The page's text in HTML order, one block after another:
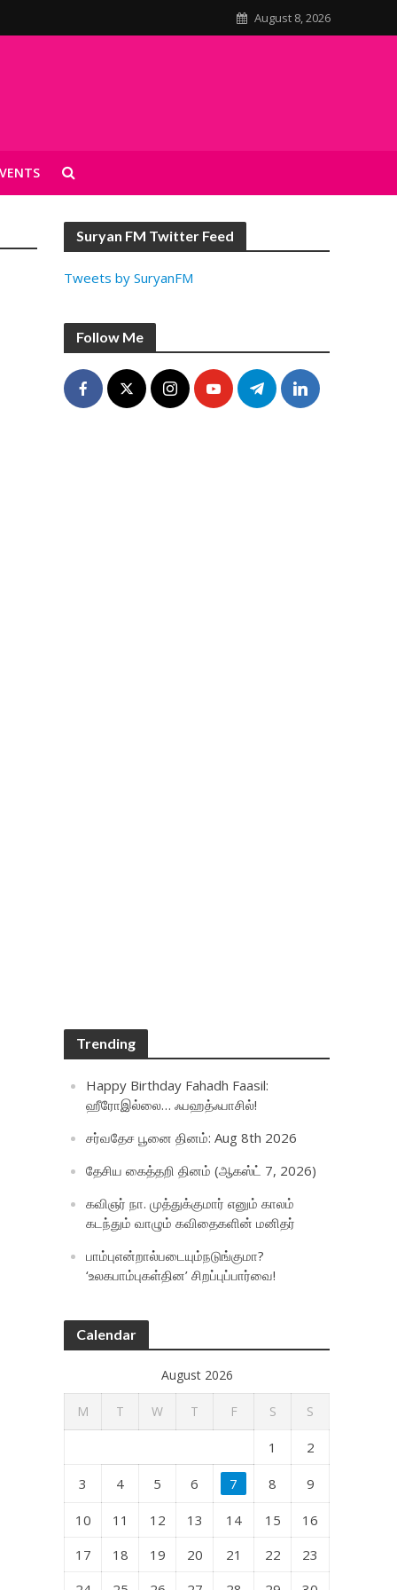
August 8, 2026
Suryan FM Twitter Feed
Tweets by SuryanFM
Follow Me
Trending
Happy Birthday Fahadh Faasil:
ஹீரோஇல்லை… ஃபஹத்ஃபாசில்!
சர்வதேச பூனை தினம்: Aug 8th 2026
தேசிய கைத்தறி தினம் (ஆகஸ்ட் 7, 2026)
கவிஞர் நா. முத்துக்குமார் எனும் காலம்
கடந்தும் வாழும் கவிதைகளின் மனிதர்
பாம்புஎன்றால்படையும்நடுங்குமா?
‘உலகபாம்புகள்தின’ சிறப்புப்பார்வை!
Calendar
August 2026
M T W T F S S
1 2
3 4 5 6 7 8 9
10 11 12 13 14 15
16
17
18 19 20 21 22
23